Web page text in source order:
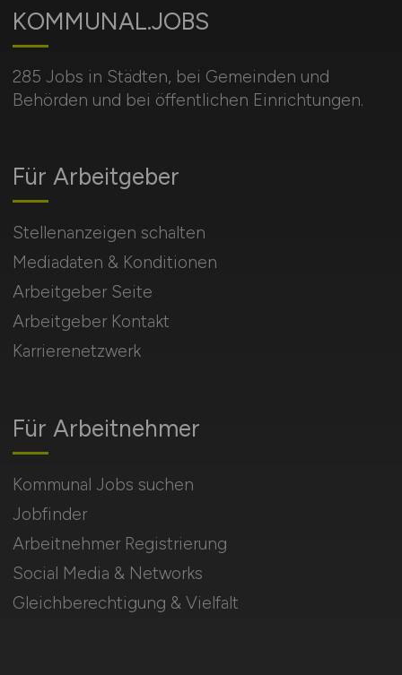
KOMMUNAL.JOBS
285 Jobs in Städten, bei Gemeinden und
Behörden und bei öffentlichen Einrichtungen.
Für Arbeitnehmer
Kommunal Jobs suchen
Jobfinder
Arbeitnehmer Registrierung
Social Media & Networks
Gleichberechtigung & Vielfalt
Für Arbeitgeber
Stellenanzeigen schalten
Mediadaten & Konditionen
Arbeitgeber Seite
Arbeitgeber Kontakt
Karrierenetzwerk